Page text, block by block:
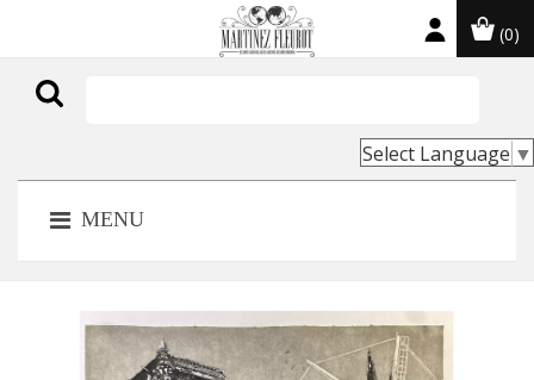
(0)
Select Language ▼
MENU